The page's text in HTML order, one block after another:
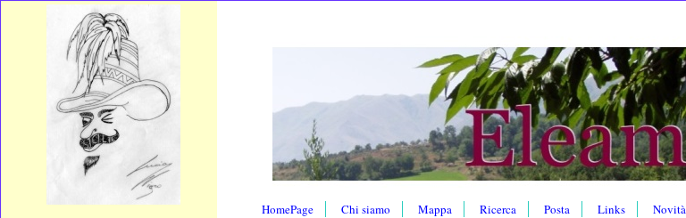
HomePage Chi siamo Mappa Ricerca Posta Links Novità